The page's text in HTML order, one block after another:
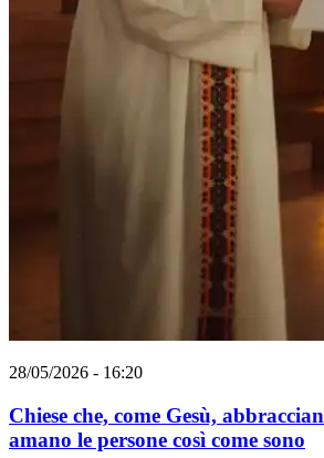
28/05/2026 - 16:20
Chiese che, come Gesù,
amano le persone così come sono